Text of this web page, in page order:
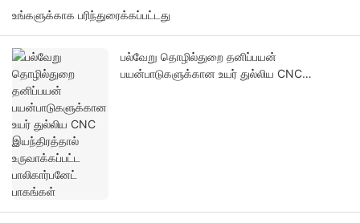
உங்களுக்காக பரிந்துரைக்கப்பட்டது
பல்வேறு தொழில்துறை தனிப்பயன்
பயன்பாடுகளுக்கான உயர் துல்லிய CNC